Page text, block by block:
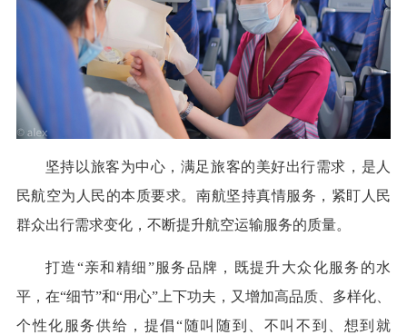
坚持以旅客为中心，满足旅客的美好出行需求，是人
民航空为人民的本质要求。南航坚持真情服务，紧盯人民
群众出行需求变化，不断提升航空运输服务的质量。
打造“亲和精细”服务品牌，既提升大众化服务的水
平，在“细节”和“用心”上下功夫，又增加高品质、多样化、
个性化服务供给，提倡“随叫随到、不叫不到、想到就